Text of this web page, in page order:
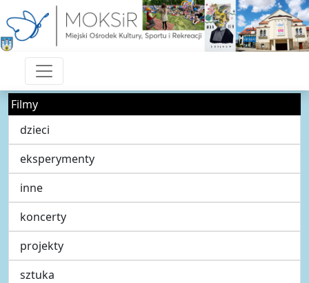
Filmy
dzieci
eksperymenty
inne
koncerty
projekty
sztuka